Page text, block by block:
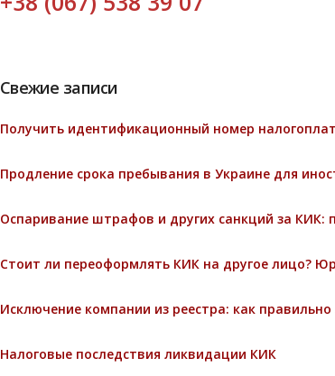
Свежие записи
Получить идентификационный номер
Продление срока пребывания в Украине для
Оспаривание штрафов и других санкций за КИК:
Стоит ли переоформлять КИК на другое лицо?
Исключение компании из реестра: как
Налоговые последствия ликвидации КИК